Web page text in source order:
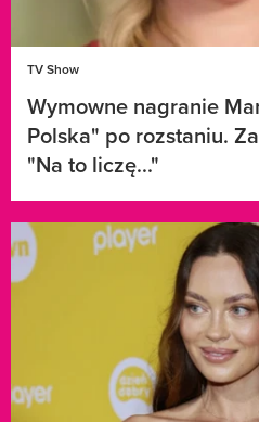
TV Show
Wymowne nagranie
Polska" po rozstaniu.
"Na to liczę..."